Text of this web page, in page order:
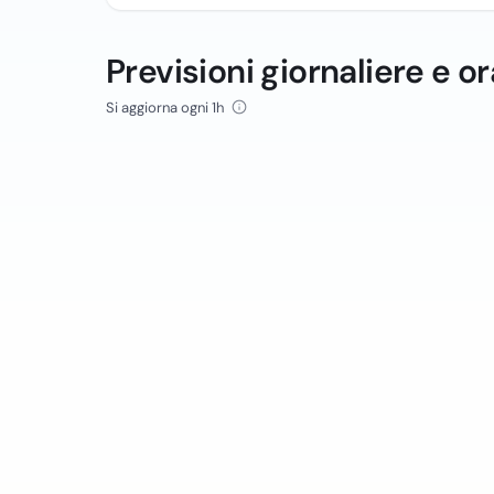
Previsioni giornaliere e
Si aggiorna ogni 1h